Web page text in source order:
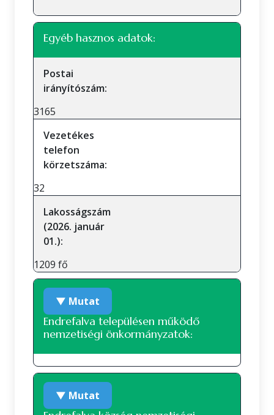
Egyéb hasznos adatok:
Postai
irányítószám:
3165
Vezetékes
telefon
körzetszáma:
32
Lakosságszám
(2026. január
01.):
1209 fő
▼ Mutat
Endrefalva településen működő
nemzetiségi önkormányzatok:
Roma nemzetiségi önkormányzat
▼ Mutat